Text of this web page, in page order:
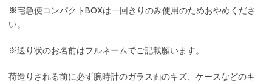
※宅急便コンパクトBOXは一回きりのみ使用のためおやめくださ
い。
※送り状のお名前はフルネームでご記載願います。
荷造りされる前に必ず腕時計のガラス面のキズ、ケースなどのキ